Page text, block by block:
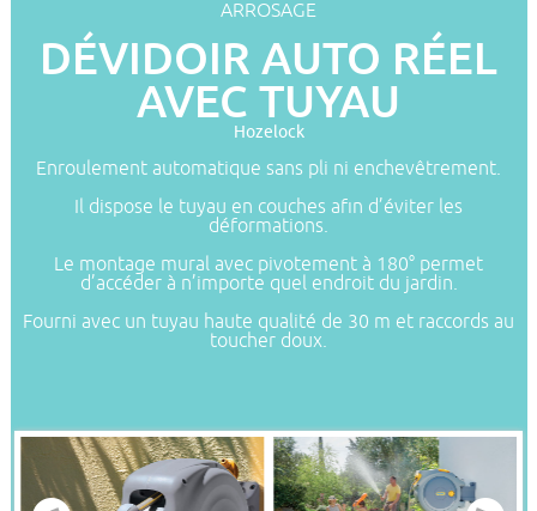
ARROSAGE
DÉVIDOIR AUTO RÉEL
AVEC TUYAU
Hozelock
Enroulement automatique sans pli ni enchevêtrement.
Il dispose le tuyau en couches afin d’éviter les
déformations.
Le montage mural avec pivotement à 180° permet
d’accéder à n’importe quel endroit du jardin.
Fourni avec un tuyau haute qualité de 30 m et raccords au
toucher doux.